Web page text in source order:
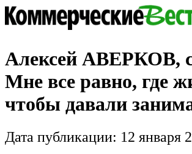
Алексей АВЕРКОВ,
Мне все равно, где
чтобы давали
Дата публикации: 12 января